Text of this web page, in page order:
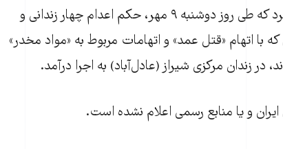
سازمان حقوق بشر ایران روز ۲۳ مهر اعلام کرد که طی روز دوشنبه ۹ مهر، حکم اعدام چهار زندانی و
زندانی که با اتهام «قتل عمد» و اتهامات مربوط به «مواد مخدر»
زندان مرکزی شیراز (عادل‌آباد) به اجرا درآمد.